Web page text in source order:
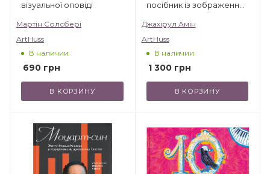
візуальної оповіді
Мартін Солсбері
ArtHuss
В наличии
690 грн
В КОРЗИНУ
посібник із зображення
Джахірул Амін
ArtHuss
В наличии
1 300грн
В КОРЗИНУ